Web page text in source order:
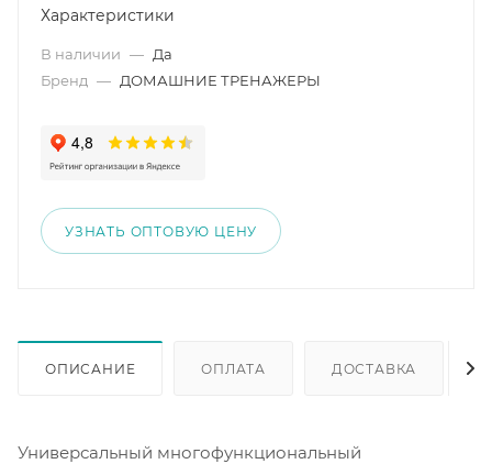
Характеристики
В наличии — Да
Бренд — ДОМАШНИЕ ТРЕНАЖЕРЫ
УЗНАТЬ ОПТОВУЮ ЦЕНУ
ОПИСАНИЕ ОПЛАТА ДОСТАВКА
Универсальный многофункциональный